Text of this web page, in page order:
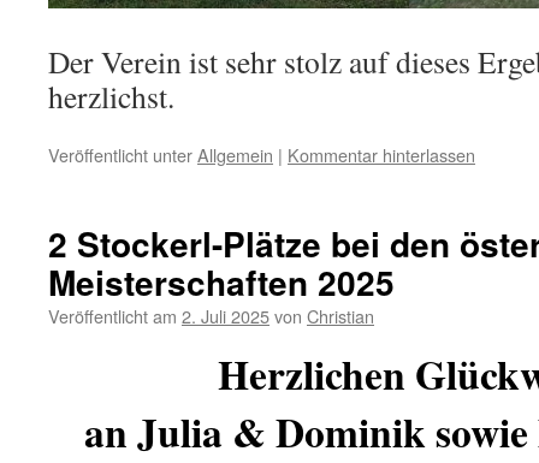
Der Verein ist sehr stolz auf dieses
herzlichst.
Veröffentlicht unterAllgemein | Kommentar hinterlassen
2 Stockerl-Plätze bei den
Meisterschaften 2025
Veröffentlicht am 2. Juli 2025von Christian
Herzlichen
anJulia & Dominik